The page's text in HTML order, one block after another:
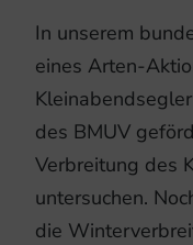
In unserem
eines Arten-
des BMUV
Verbreitung des
untersuchen.
die